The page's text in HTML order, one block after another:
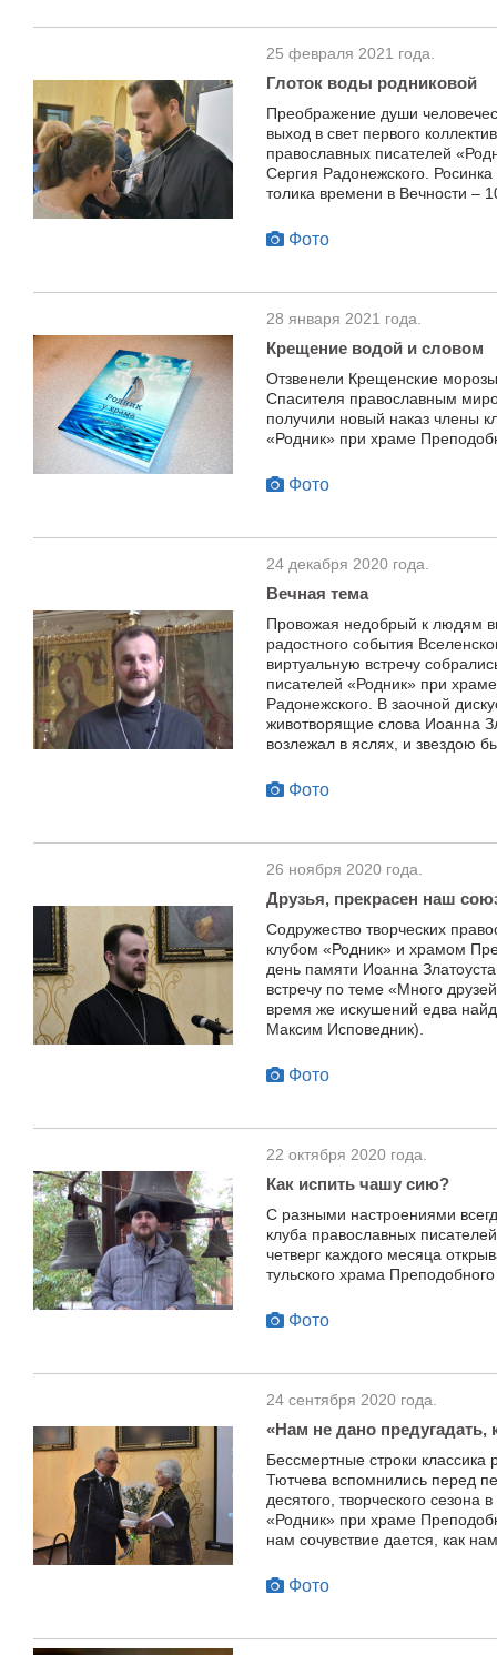
25 февраля 2021 года.
Глоток воды родниковой
Преображение души
выход в свет первого
православных писателей
Сергия Радонежского.
толика времени в Вечности –
Фото
28 января 2021 года.
Крещение водой и словом
Отзвенели Крещенские
Спасителя православным
получили новый наказ члены
«Родник» при храме
Фото
24 декабря 2020 года.
Вечная тема
Провожая недобрый к людям
радостного события
виртуальную встречу
писателей «Родник» при
Радонежского. В заочной
животворящие слова Иоанна
возлежал в яслях, и звездою
Фото
26 ноября 2020 года.
Друзья, прекрасен наш
Содружество творческих
клубом «Родник» и храмом
день памяти Иоанна
встречу по теме «Много
время же искушений едва
Максим Исповедник).
Фото
22 октября 2020 года.
Как испить чашу сию?
С разными настроениями
клуба православных
четверг каждого месяца
тульского храма
Фото
24 сентября 2020 года.
«Нам не дано
Бессмертные строки классика
Тютчева вспомнились перед
десятого, творческого сезона
«Родник» при храме
нам сочувствие дается, как
Фото